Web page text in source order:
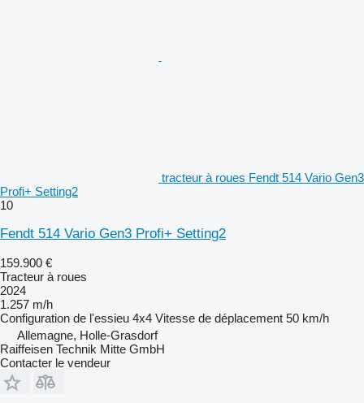
tracteur à roues Fendt 514 Vario Gen3
Profi+ Setting2
10
Fendt 514 Vario Gen3 Profi+ Setting2
159.900 €
Tracteur à roues
2024
1.257 m/h
Configuration de l'essieu 4x4 Vitesse de déplacement 50 km/h
Allemagne, Holle-Grasdorf
Raiffeisen Technik Mitte GmbH
Contacter le vendeur